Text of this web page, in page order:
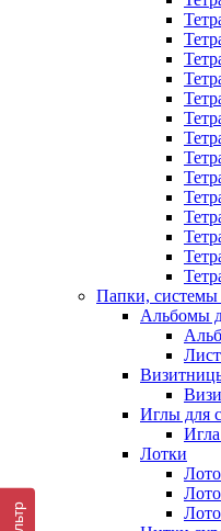
Папки, системы
Альбомы
Иглы для
Лотки